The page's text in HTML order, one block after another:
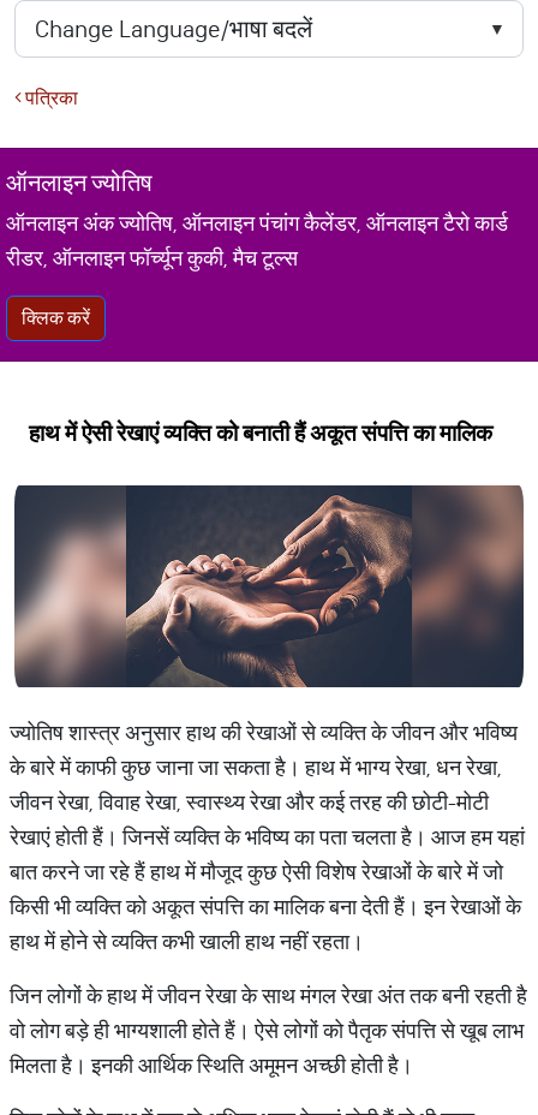
पत्रिका
ऑनलाइन ज्योतिष
ऑनलाइन अंक ज्योतिष, ऑनलाइन पंचांग कैलेंडर, ऑनलाइन टैरो कार्ड
रीडर, ऑनलाइन फॉर्च्यून कुकी, मैच टूल्स
क्लिक करें
हाथ में ऐसी रेखाएं व्यक्ति को बनाती हैं अकूत संपत्ति का मालिक
ज्योतिष शास्त्र अनुसार हाथ की रेखाओं से व्यक्ति के जीवन और भविष्य
के बारे में काफी कुछ जाना जा सकता है। हाथ में भाग्य रेखा, धन रेखा,
जीवन रेखा, विवाह रेखा, स्वास्थ्य रेखा और कई तरह की छोटी-मोटी
रेखाएं होती हैं। जिनसें व्यक्ति के भविष्य का पता चलता है। आज हम यहां
बात करने जा रहे हैं हाथ में मौजूद कुछ ऐसी विशेष रेखाओं के बारे में जो
किसी भी व्यक्ति को अकूत संपत्ति का मालिक बना देती हैं। इन रेखाओं के
हाथ में होने से व्यक्ति कभी खाली हाथ नहीं रहता।
जिन लोगों के हाथ में जीवन रेखा के साथ मंगल रेखा अंत तक बनी रहती है
वो लोग बड़े ही भाग्यशाली होते हैं। ऐसे लोगों को पैतृक संपत्ति से खूब लाभ
मिलता है। इनकी आर्थिक स्थिति अमूमन अच्छी होती है।